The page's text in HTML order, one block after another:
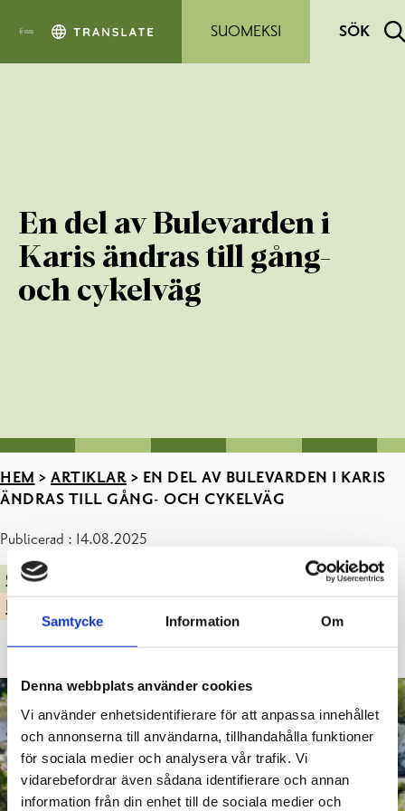
Samtycke Information Om
Denna webbplats använder cookies
Vi använder enhetsidentifierare för att anpassa innehållet
och annonserna till användarna, tillhandahålla funktioner
för sociala medier och analysera vår trafik. Vi
vidarebefordrar även sådana identifierare och annan
information från din enhet till de sociala medier och
SUOMEKSI
SÖK
En del av Bulevarden i
Karis ändras till gång-
och cykelväg
HEM > ARTIKLAR > EN DEL AV BULEVARDEN I KARIS
ÄNDRAS TILL GÅNG- OCH CYKELVÄG
Publicerad : 14.08.2025
GATOR, PARKER & ALLMÄNNA OMRÅDEN
KATARINASKOLAN